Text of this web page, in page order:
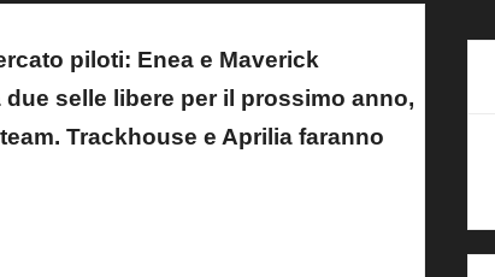
piloti: Enea e Maverick
selle libere per il prossimo anno,
Trackhouse e Aprilia faranno